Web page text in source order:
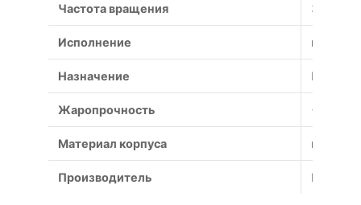
Частота вращения 3000
Исполнение
Назначение
Жаропрочность +600°С
Материал корпуса
Производитель Россия